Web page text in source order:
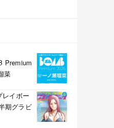
Premium
菜
レイボー
期グラビ